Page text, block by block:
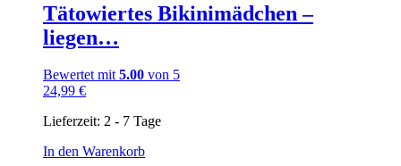
Tätowiertes Bikinimädchen –
liegen…
Bewertet mit5.00 von 5
24,99 €
Lieferzeit: 2 - 7 Tage
In den Warenkorb